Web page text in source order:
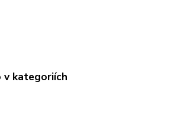
v kategoriích